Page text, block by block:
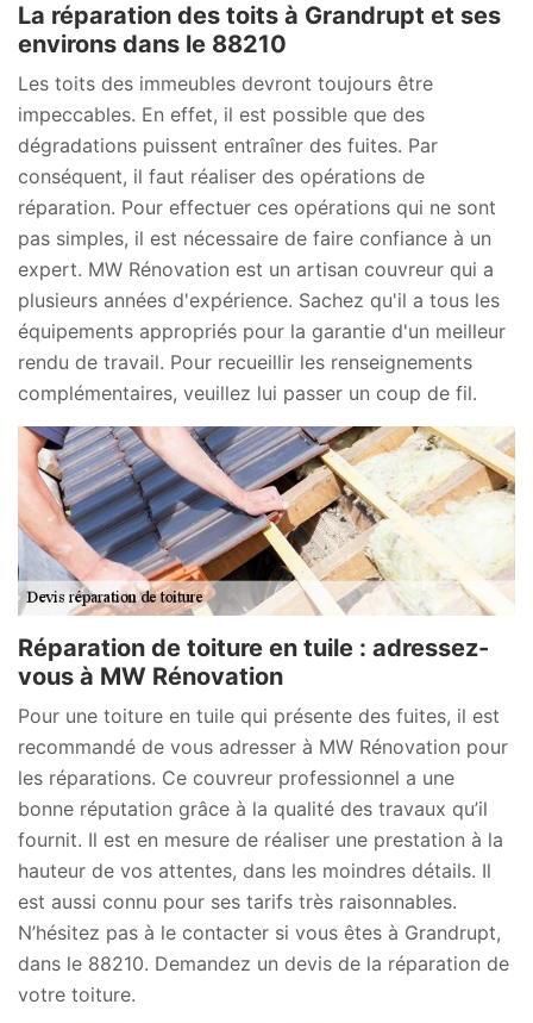
La réparation des toits à Grandrupt et ses
environs dans le 88210
Les toits des immeubles devront toujours être
impeccables. En effet, il est possible que des
dégradations puissent entraîner des fuites. Par
conséquent, il faut réaliser des opérations de
réparation. Pour effectuer ces opérations qui ne sont
pas simples, il est nécessaire de faire confiance à un
expert. MW Rénovation est un artisan couvreur qui a
plusieurs années d'expérience. Sachez qu'il a tous les
équipements appropriés pour la garantie d'un meilleur
rendu de travail. Pour recueillir les renseignements
complémentaires, veuillez lui passer un coup de fil.
Réparation de toiture en tuile : adressez-
vous à MW Rénovation
Pour une toiture en tuile qui présente des fuites, il est
recommandé de vous adresser à MW Rénovation pour
les réparations. Ce couvreur professionnel a une
bonne réputation grâce à la qualité des travaux qu’il
fournit. Il est en mesure de réaliser une prestation à la
hauteur de vos attentes, dans les moindres détails. Il
est aussi connu pour ses tarifs très raisonnables.
N’hésitez pas à le contacter si vous êtes à Grandrupt,
dans le 88210. Demandez un devis de la réparation de
votre toiture.